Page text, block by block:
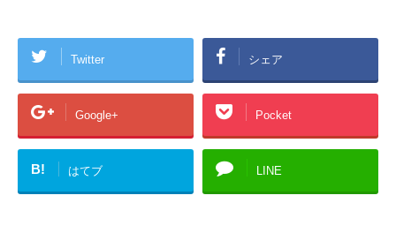
Twitter シェア
Google+ Pocket
B! はてブ LINE